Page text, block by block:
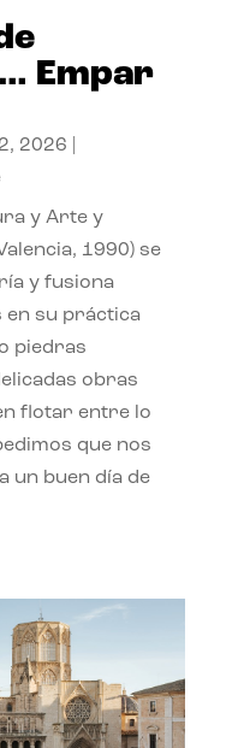
Empar
2026
y Arte y
1990) se
y fusiona
en su práctica
piedras
obras
flotar entre lo
que nos
un buen día de